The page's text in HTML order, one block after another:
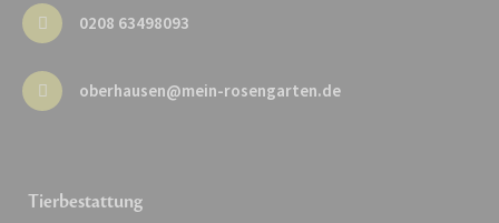
0208 63498093
oberhausen@mein-rosengarten.de
Tierbestattung